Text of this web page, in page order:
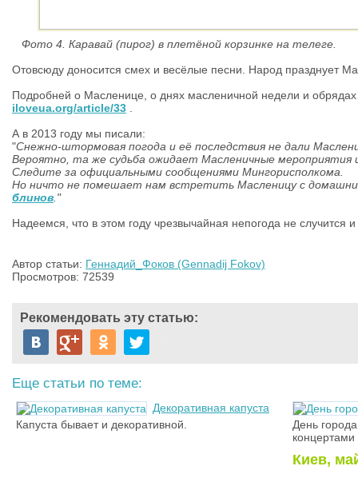
Фото 4. Каравай (пирог) в плетёной корзинке на телеге.
Отовсюду доносится смех и весёлые песни. Народ празднует
Подробней о Масленице, о днях масленичной недели и обрядах
iloveua.org/article/33
А в 2013 году мы писали:
"Снежно-штормовая погода и её последствия не дали
Вероятно, та же судьба ожидает Масленичные мероприятия
Следите за официальными сообщениями Мингорисполкома.
Но ничто не помешает нам встретить Масленицу с
блинов ."
Надеемся, что в этом году чрезвычайная непогода не случится
Автор статьи: Геннадий_Фоков (Gennadij Fokov)
Просмотров: 72539
Рекомендовать эту статью:
Еще статьи по теме:
Декоративная капуста
Капуста бывает и декоративной.
День
Киев,